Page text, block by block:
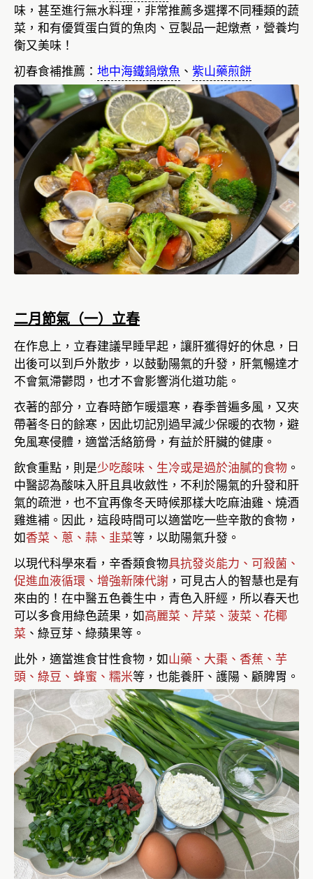
味，甚至進行無水料理，非常推薦多選擇不同種類的蔬
菜，和有優質蛋白質的魚肉、豆製品一起燉煮，營養均
衡又美味！
初春食補推薦： 地中海鐵鍋燉魚 、 紫山藥煎餅
二月節氣（一）立春
在作息上，立春建議早睡早起，讓肝獲得好的休息，日
出後可以到戶外散步，以鼓動陽氣的升發，肝氣暢達才
不會氣滯鬱悶，也才不會影響消化道功能。
衣著的部分，立春時節乍暖還寒，春季普遍多風，又夾
帶著冬日的餘寒，因此切記別過早減少保暖的衣物，避
免風寒侵體，適當活絡筋骨，有益於肝臟的健康。
飲食重點，則是少吃酸味、生冷或是過於油膩的食物 。
中醫認為酸味入肝且具收斂性，不利於陽氣的升發和肝
氣的疏泄，也不宜再像冬天時候那樣大吃麻油雞、燒酒
雞進補。因此，這段時間可以適當吃一些辛散的食物，
如香菜、蔥、蒜、韭菜等，以助陽氣升發。
以現代科學來看，辛香類食物具抗發炎能力、可殺菌、
促進血液循環、增強新陳代謝 ，可見古人的智慧也是有
來由的！在中醫五色養生中，青色入肝經，所以春天也
可以多食用綠色蔬果，如 高麗菜、芹菜、菠菜、花椰
菜 、綠豆芽、綠蘋果等。
此外，適當進食甘性食物，如 山藥、大棗、香蕉、芋
頭、綠豆、蜂蜜、糯米等，也能養肝、護陽、顧脾胃。